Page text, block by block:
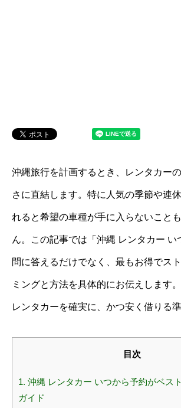
沖縄旅行を計画するとき、レンタカー
さに直結します。特に人気の季節や連
れると希望の車種が手に入らないこと
ん。この記事では「沖縄 レンタカー い
問に答えるだけでなく、最もお得でス
ミングと方法を具体的にお伝えします
レンタカーを確実に、かつ安く借りる
目次
1. 沖縄 レンタカー いつから予約がベス
ガイド